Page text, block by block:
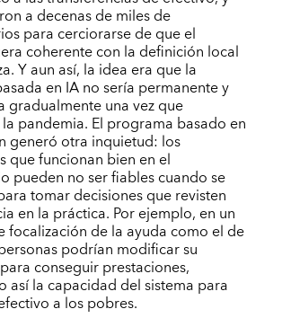
a decenas de miles de
para cerciorarse de que el
coherente con la definición local
Y aun así, la idea era que la
en IA no sería permanente y
gradualmente una vez que
pandemia. El programa basado en
generó otra inquietud: los
que funcionan bien en el
pueden no ser fiables cuando se
tomar decisiones que revisten
en la práctica. Por ejemplo, en un
focalización de la ayuda como el de
podrían modificar su
conseguir prestaciones,
así la capacidad del sistema para
a los pobres.